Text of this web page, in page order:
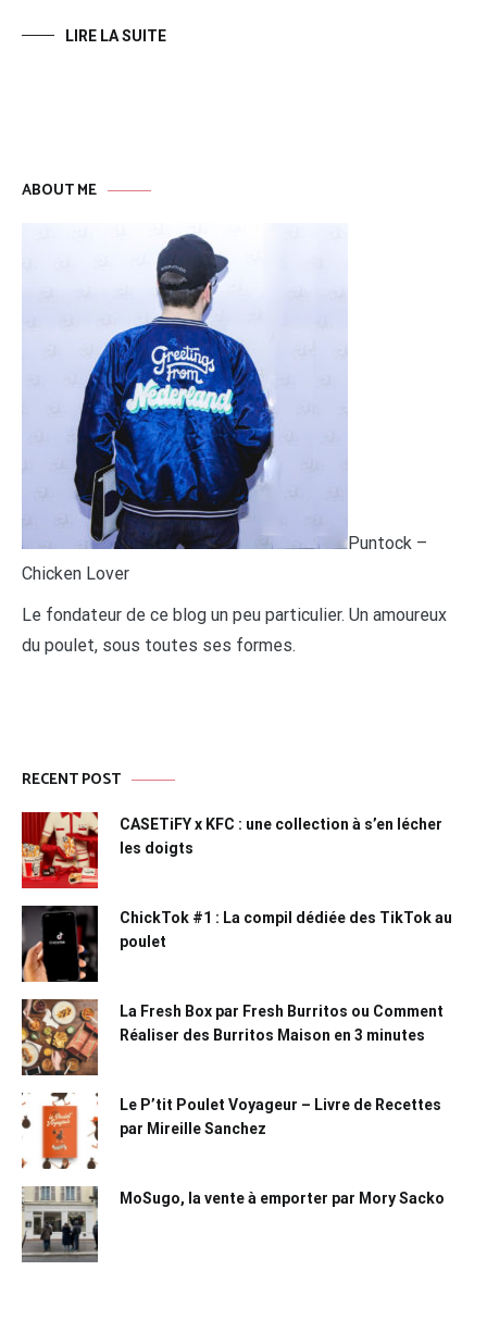
LIRE LA SUITE
ABOUT ME
Puntock –
Chicken Lover
Le fondateur de ce blog un peu particulier. Un amoureux
du poulet, sous toutes ses formes.
RECENT POST
CASETiFY x KFC : une collection à s’en lécher
les doigts
ChickTok #1 : La compil dédiée des TikTok au
poulet
La Fresh Box par Fresh Burritos ou Comment
Réaliser des Burritos Maison en 3 minutes
Le P’tit Poulet Voyageur – Livre de Recettes
par Mireille Sanchez
MoSugo, la vente à emporter par Mory Sacko